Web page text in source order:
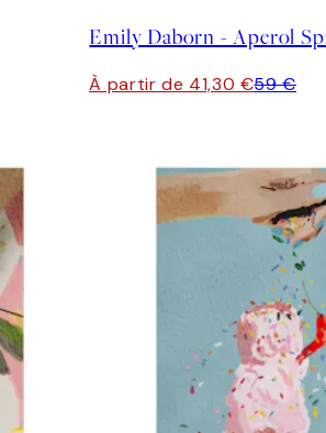
Emily Daborn - Aperol
À partir de 41,30 €59 €